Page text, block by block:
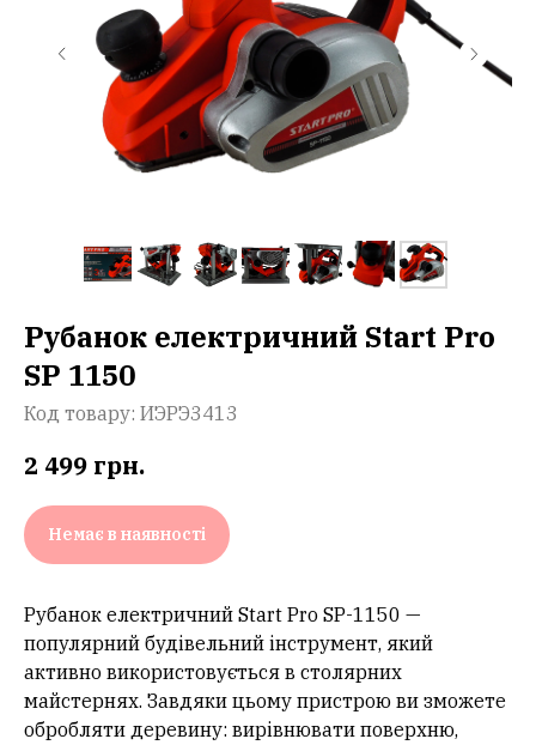
Рубанок електричний Start Pro
SP 1150
Код товару: ИЭРЭ3413
2 499 грн.
Немає в наявності
Рубанок електричний Start Pro SP-1150 —
популярний будівельний інструмент, який
активно використовується в столярних
майстернях. Завдяки цьому пристрою ви зможете
обробляти деревину: вирівнювати поверхню,